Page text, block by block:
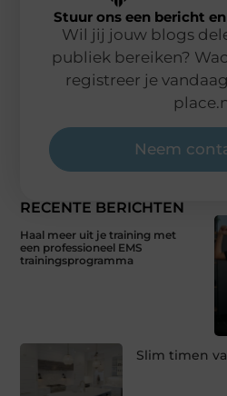
RECENTE BERICHTEN
Haal meer uit je training met
een professioneel EMS
trainingsprogramma
Slim timen
Stuur ons een bericht
Wil jij jouw blogs
publiek bereiken?
registreer je
Neem